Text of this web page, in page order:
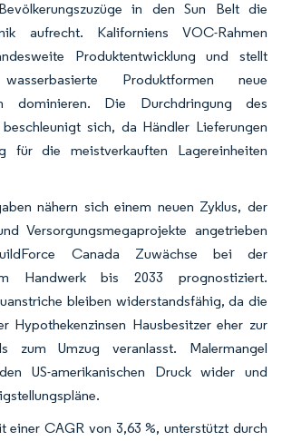
in den Sun Belt die
aufrecht. Kaliforniens VOC-Rahmen
Produktentwicklung und stellt
Produktformen neue
dominieren. Die Durchdringung des
sich, da Händler Lieferungen
für die meistverkauften Lagereinheiten
nähern sich einem neuen Zyklus, der
Versorgungsmegaprojekte angetrieben
Canada Zuwächse bei der
Handwerk bis 2033 prognostiziert.
bleiben widerstandsfähig, da die
Hypothekenzinsen Hausbesitzer eher zur
zum Umzug veranlasst. Malermangel
US-amerikanischen Druck wider und
einer CAGR von 3,63 %, unterstützt durch